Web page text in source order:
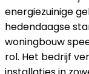
energiezuinige
hedendaagse
woningbouw
rol. Het bedrijf